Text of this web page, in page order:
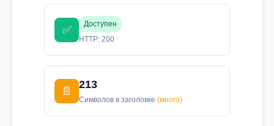
✅
Доступен
HTTP: 200
📄
213
Символов в заголовке (много)